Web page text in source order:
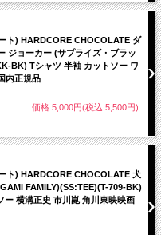
ト) HARDCORE CHOCOLATE ダ
ジョーカー (サプライズ・ブラッ
BK) Tシャツ 半袖 カットソー ワ
内正規品
価格:5,000円(税込 5,500円)
ト) HARDCORE CHOCOLATE 犬
FAMILY)(SS:TEE)(T-709-BK)
ー 横溝正史 市川崑 角川東映映画